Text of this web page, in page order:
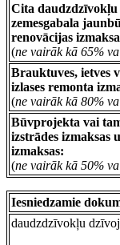
Cita daudzdzīvokļu
zemesgabala
renovācijas
(ne vairāk kā 65%
Brauktuves, ietves
izlases remonta
(ne vairāk kā 80%
Būvprojekta vai
izstrādes izmaksas
izmaksas:
(ne vairāk kā 50%
Iesniedzamie
daudzdzīvokļu